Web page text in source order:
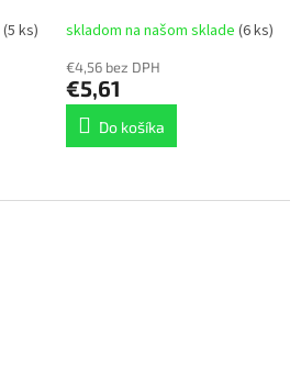
(5 ks) skladom na našom sklade (6 ks)
€4,56 bez DPH
€5,61
Do košíka